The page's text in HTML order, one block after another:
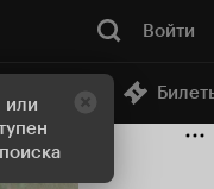
или
Войти
кинотеатр